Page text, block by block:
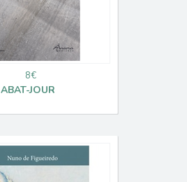
8€
ABAT-JOUR